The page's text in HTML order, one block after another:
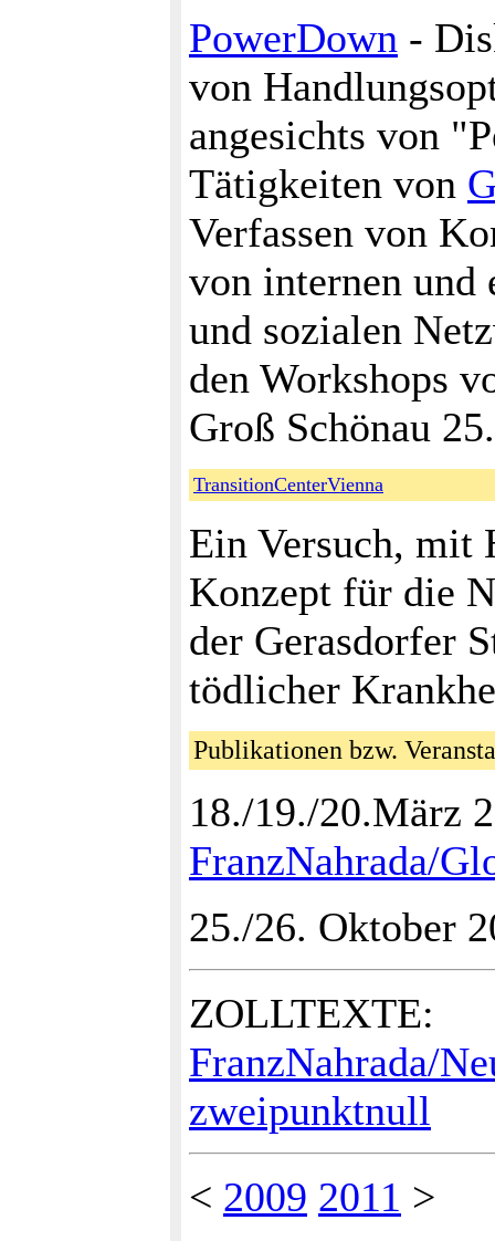
PowerDown -
von
angesichts von
Tätigkeiten von
Verfassen von
von internen und
und sozialen
den Workshops
Groß Schönau
TransitionCenterVienna
Ein Versuch, mit
Konzept für die
der Gerasdorfer
tödlicher
Publikationen bzw.
18./19./20.März
FranzNahrada/
25./26. Oktober
ZOLLTEXTE:
FranzNahrada/
zweipunktnull
< 2009 2011 >